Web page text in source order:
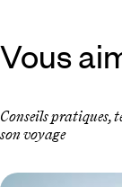
Vous
Conseils pratiques,
son voyage